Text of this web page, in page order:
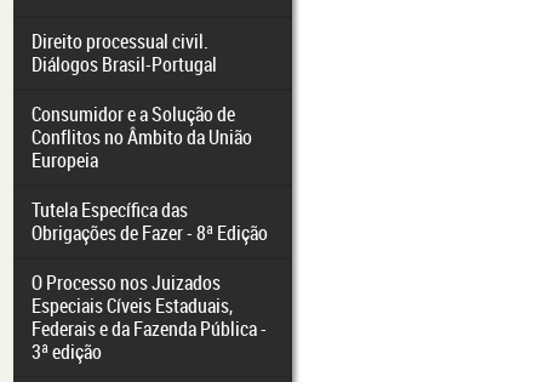
Direito processual civil.
Diálogos Brasil-Portugal
Consumidor e a Solução de
Conflitos no Âmbito da União
Europeia
Tutela Específica das
Obrigações de Fazer - 8ª Edição
O Processo nos Juizados
Especiais Cíveis Estaduais,
Federais e da Fazenda Pública -
3ª edição